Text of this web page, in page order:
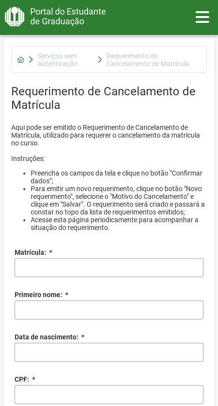
Portal do Estudante
de Graduação
Serviços sem
Autenticação
Requerimento de
Cancelamento de Matrícula
Requerimento de Cancelamento de
Matrícula
Aqui pode ser emitido o Requerimento de Cancelamento de
Matrícula, utilizado para requerer o cancelamento da matrícula
no curso.
Instruções:
Preencha os campos da tela e clique no botão "Confirmar
dados";
Para emitir um novo requerimento, clique no botão "Novo
requerimento", selecione o "Motivo do Cancelamento" e
clique em "Salvar". O requerimento será criado e passará a
constar no topo da lista de requerimentos emitidos;
Acesse esta página periodicamente para acompanhar a
situação do requerimento.
Matrícula: *
Primeiro nome: *
Data de nascimento: *
CPF: *